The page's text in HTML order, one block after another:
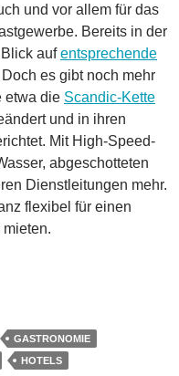
und vor allem für das
Bereits in der
aufentsprechende
es gibt noch mehr
etwa die Scandic-Kette
und in ihren
Mit High-Speed-
abgeschotteten
Dienstleitungen mehr.
flexibel für einen
mieten.
Gastgewerbe:
GASTRONOMIE
HOTELS